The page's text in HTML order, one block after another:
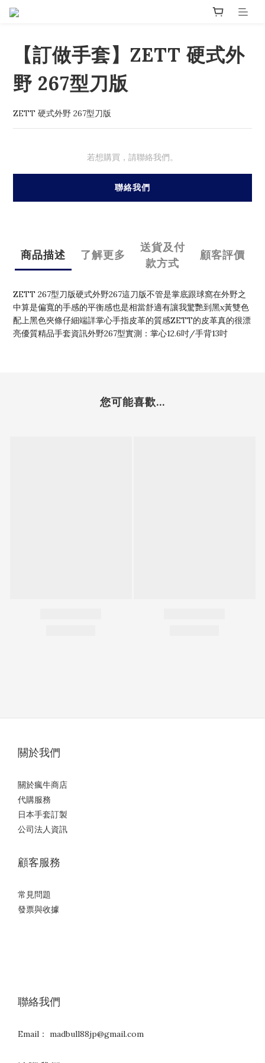
【訂做手套】ZETT 硬式外
野 267型刀版
ZETT 硬式外野 267型刀版
若想購買，請聯絡我們。
聯絡我們
商品描述 了解更多
送貨及付
款方式
顧客評價
ZETT 267型刀版硬式外野267這刀版不管是掌底跟球窩在外野之
中算是偏寬的手感的平衡感也是相當舒適有讓我驚艷到黑x黃雙色
配上黑色夾條仔細端詳掌心手指皮革的質感ZETT的皮革真的很漂
亮優質精品手套資訊外野267型實測：掌心12.6吋/手背13吋
您可能喜歡...
關於我們
關於瘋牛商店
代購服務
日本手套訂製
公司法人資訊
顧客服務
常見問題
發票與收據
聯絡我們
Email： madbull88jp@gmail.com